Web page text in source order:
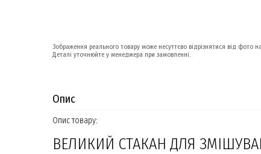
Зображення реального товару може несуттєво відрізнятися від фото
Деталі уточнюйте у менеджера при замовленні.
Опис
Опис товару:
ВЕЛИКИЙ СТАКАН ДЛЯ